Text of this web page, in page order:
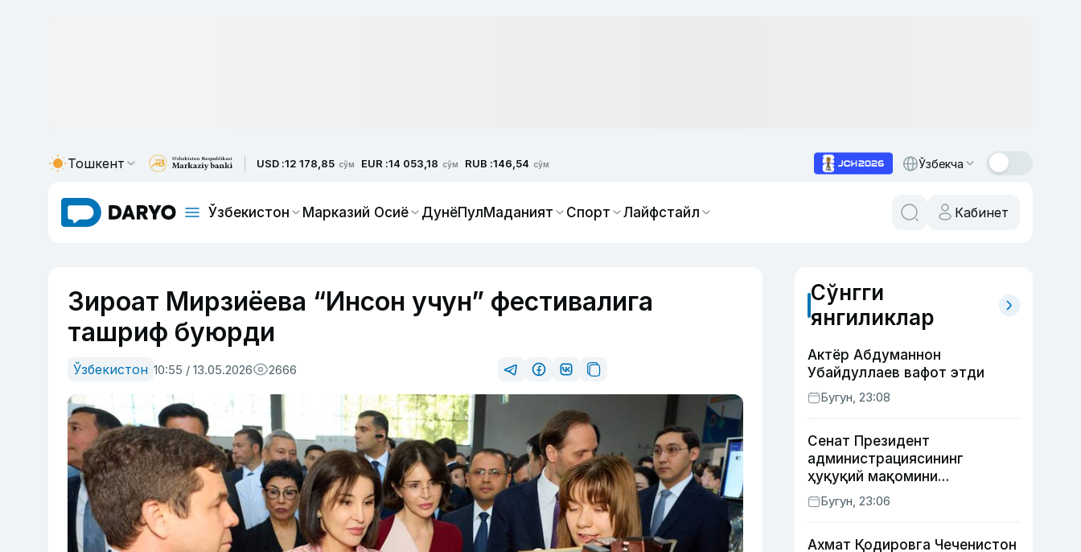
Тошкент USD :12 178,85 сўм EUR :14 053,18 сўм RUB :146,54 сўм Ўзбекча
Ўзбекистон Марказий Осиё ДунёПулМаданият Спорт Лайфстайл Кабинет
Зироат Мирзиёева “Инсон учун” фестивалига
ташриф буюрди
Ўзбекистон 10:55 / 13.05.2026 2666
Сўнгги
янгиликлар
Актёр Абду­маннон
Убайдуллаев вафот этди
Бугун, 23:08
Сенат Президент
администрациясининг
ҳуқуқий мақомини
белгиловчи конституциявий
қонунни маъқуллади
Бугун, 23:06
Ахмат Қодировга Чеченистон